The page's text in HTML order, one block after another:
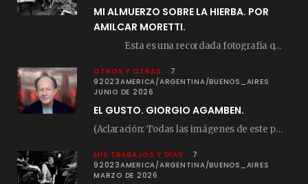
MI ALMUERZO SOBRE LA HIERBA. POR
AMILCAR MORETTI.
Esta es una recordada fotografía que registré…
OTROS Y OTRAS
7
92023AMERICA/ARGENTINA/BUENOS_AIRES
JUNIO DE 2026
EL GUSTO. GIORGIO AGAMBEN.
(Aclaración: Todas las imágenes de este posteo fueron tomadas de Bloghemia.com, y todos los…
MIS TRABAJOS Y DÍAS
7
92023AMERICA/ARGENTINA/BUENOS_AIRES
MARZO DE 2026